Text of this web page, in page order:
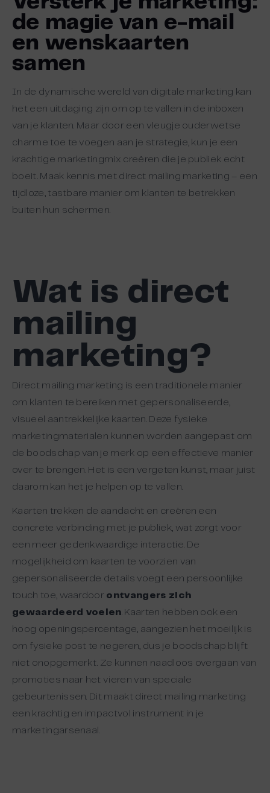
de magie van e-mail
en wenskaarten
samen
In de dynamische wereld van digitale marketing kan
het een uitdaging zijn om op te vallen in de inboxen
van je klanten. Maar door een vleugje ouderwetse
charme toe te voegen aan je strategie, kun je een
krachtige marketingmix creëren die je publiek echt
boeit. Maak kennis met direct mailing marketing – een
tijdloze, tastbare manier om klanten te betrekken
buiten hun schermen.
Wat is direct
mailing
marketing?
Direct mailing marketing is een traditionele manier
om klanten te bereiken met gepersonaliseerde,
visueel aantrekkelijke kaarten. Deze fysieke
marketingmaterialen kunnen worden aangepast om
de boodschap van je merk op een effectieve manier
over te brengen. Het is een vergeten kunst, maar juist
daarom kan het je helpen op te vallen.
Kaarten trekken de aandacht en creëren een
concrete verbinding met je publiek, wat zorgt voor
een meer gedenkwaardige interactie. De
mogelijkheid om kaarten te voorzien van
gepersonaliseerde details voegt een persoonlijke
touch toe, waardoor ontvangers zich
gewaardeerd voelen . Kaarten hebben ook een
hoog openingspercentage, aangezien het moeilijk is
om fysieke post te negeren, dus je boodschap blijft
niet onopgemerkt. Ze kunnen naadloos overgaan van
promoties naar het vieren van speciale
gebeurtenissen. Dit maakt direct mailing marketing
een krachtig en impactvol instrument in je
marketingarsenaal.